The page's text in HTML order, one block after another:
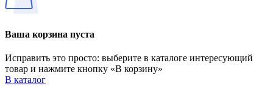
Ваша корзина пуста
Исправить это просто: выберите в каталоге интересующий
товар и нажмите кнопку «В корзину»
В каталог